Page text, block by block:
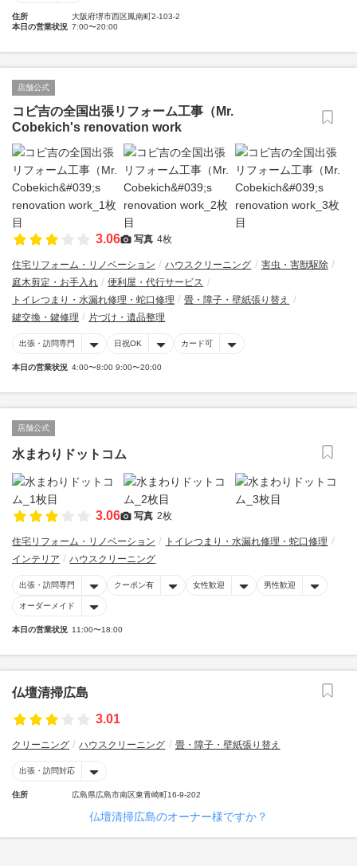
住所
大阪府堺市西区鳳南町2-103-2
本日の営業状況 7:00〜20:00
店舗公式
コビ吉の全国出張リフォーム工事（Mr.
Cobekich's renovation work
3.06 写真 4枚
住宅リフォーム・リノベーション ハウスクリーニング
害虫・害獣駆除
庭木剪定・お手入れ
便利屋・代行サービス
トイレつまり・水漏れ修理・蛇口修理
畳・障子・壁紙張り替え
鍵交換・鍵修理
片づけ・遺品整理
出張・訪問専門 日祝OK カード可
本日の営業状況 4:00〜8:00 9:00〜20:00
店舗公式
水まわりドットコム
3.06 写真 2枚
住宅リフォーム・リノベーション
トイレつまり・水漏れ修理・蛇口修理
インテリア
ハウスクリーニング
出張・訪問専門 クーポン有 女性歓迎 男性歓迎
オーダーメイド
本日の営業状況 11:00〜18:00
仏壇清掃広島
3.01
クリーニング ハウスクリーニング 畳・障子・壁紙張り替え
出張・訪問対応
住所 広島県広島市南区東青崎町16-9-202
仏壇清掃広島のオーナー様ですか？